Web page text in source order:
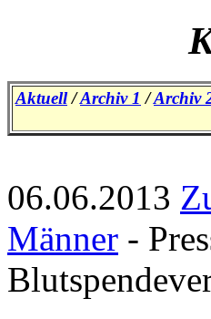
Aktuell/Archiv 1 /Archiv
06.06.2013
Männer -